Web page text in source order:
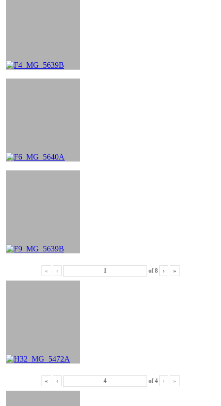
« ‹ of 8 › »
« ‹ of 4 › »